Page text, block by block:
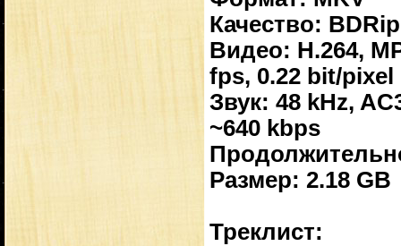
Качество:
Видео: H.264,
fps, 0.22 bit/pixel
Звук: 48 kHz,
~640 kbps
Размер: 2.18 GB
Треклиcт: